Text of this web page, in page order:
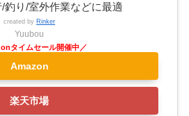
釣り/室外作業などに最適
created by Rinker
Yuubou
Amazon
楽天市場